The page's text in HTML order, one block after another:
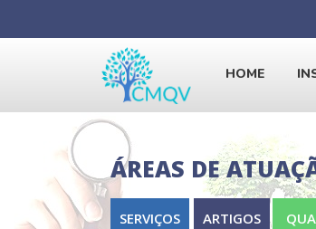
HOME
ÁREAS DE
SERVIÇOS ARTIGOS